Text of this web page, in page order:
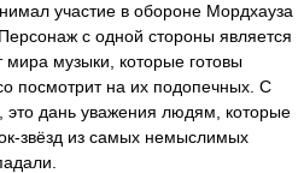
участие в обороне Мордхауза
с одной стороны является
мира музыки, которые готовы
посмотрит на их подопечных. С
это дань уважения людям, которые
звёзд из самых немыслимых